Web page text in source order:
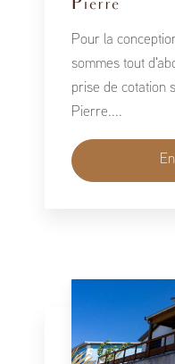
Pierre
Pour la
sommes tout
prise de cotation
Pierre....